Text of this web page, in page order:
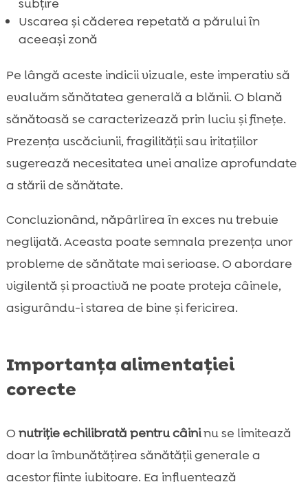
Uscarea și căderea repetată a părului în
aceeași zonă
Pe lângă aceste indicii vizuale, este imperativ să
evaluăm sănătatea generală a blănii. O blană
sănătoasă se caracterizează prin luciu și finețe.
Prezența uscăciunii, fragilității sau iritațiilor
sugerează necesitatea unei analize aprofundate
a stării de sănătate.
Concluzionând, năpârlirea în exces nu trebuie
neglijată. Aceasta poate semnala prezența unor
probleme de sănătate mai serioase. O abordare
vigilentă și proactivă ne poate proteja câinele,
asigurându-i starea de bine și fericirea.
Importanța alimentației
corecte
O nutriție echilibrată pentru câininu se limitează
doar la îmbunătățirea sănătății generale a
acestor ființe iubitoare. Ea influențează